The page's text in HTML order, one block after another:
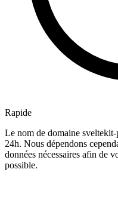
Rapide
Le nom de domaine sveltekit-
24h. Nous dépendons
données nécessaires afin de
possible.